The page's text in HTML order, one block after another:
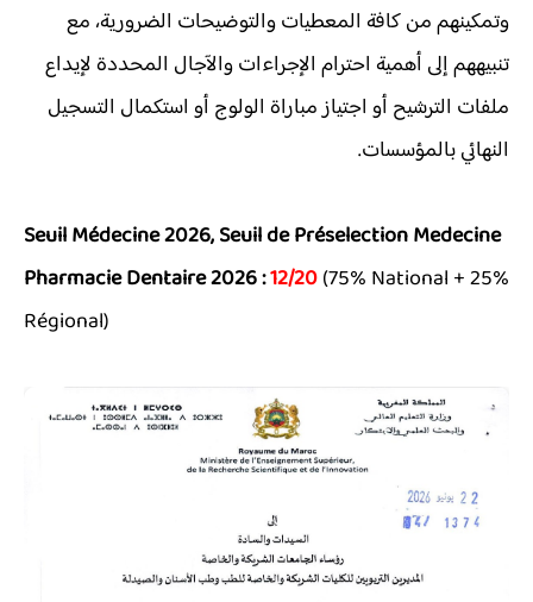
وتمكينهم من كافة المعطيات والتوضيحات الضرورية، مع
تنبيههم إلى أهمية احترام الإجراءات والآجال المحددة لإيداع
ملفات الترشيح أو اجتياز مباراة الولوج أو استكمال التسجيل
النهائي بالمؤسسات.
Seuil Médecine 2026, Seuil de Préselection Medecine
Pharmacie Dentaire 2026 :12/20(75% National + 25%
Régional)